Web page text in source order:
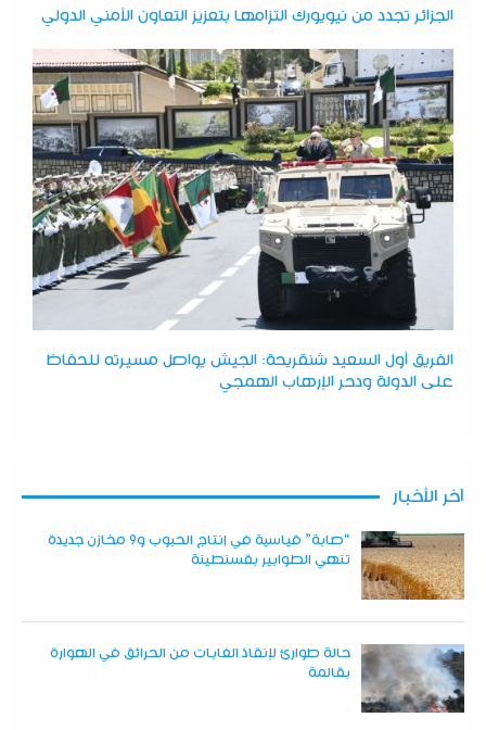
الجزائر تجدد من نيويورك التزامها بتعزيز التعاون الأمني الدولي
الفريق أول السعيد شنقريحة: الجيش يواصل مسيرته للحفاظ
على الدولة ودحر الإرهاب الهمجي
آخر الأخبار
“صابة” قياسية في إنتاج الحبوب و9 مخازن جديدة
تنهي الطوابير بقسنطينة
حالة طوارئ لإنقاذ الغابات من الحرائق في الهوارة
بقالمة